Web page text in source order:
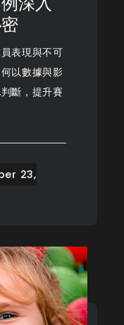
表現與不可
以數據與影
斷，提升賽